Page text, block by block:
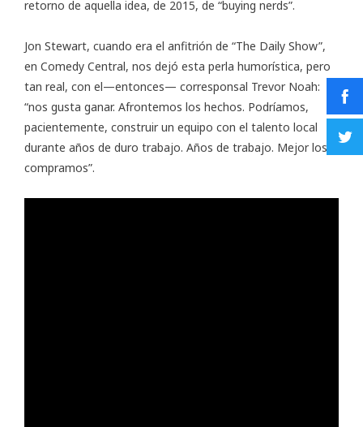
retorno de aquella idea, de 2015, de “buying nerds”.
Jon Stewart, cuando era el anfitrión de “The Daily Show”,
en Comedy Central, nos dejó esta perla humorística, pero
tan real, con el—entonces— corresponsal Trevor Noah:
“nos gusta ganar. Afrontemos los hechos. Podríamos,
pacientemente, construir un equipo con el talento local
durante años de duro trabajo. Años de trabajo. Mejor los
compramos”.